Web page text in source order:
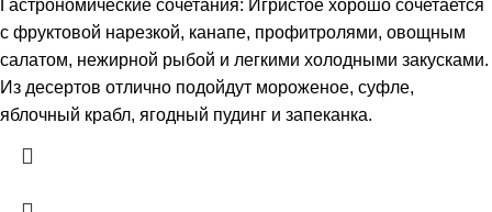
Гастрономические сочетания: Игристое хорошо сочетается
с фруктовой нарезкой, канапе, профитролями, овощным
салатом, нежирной рыбой и легкими холодными закусками.
Из десертов отлично подойдут мороженое, суфле,
яблочный крабл, ягодный пудинг и запеканка.